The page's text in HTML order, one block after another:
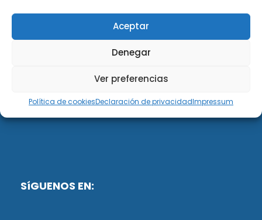
Aceptar
Denegar
Ver preferencias
Política de cookiesDeclaración de privacidadImpressum
DiG Abogados es un despacho de abogados
multidisciplinar especializado en las materias de
fiscalidad y mercantil. Llevamos más de 50 años al
SíGUENOS EN: